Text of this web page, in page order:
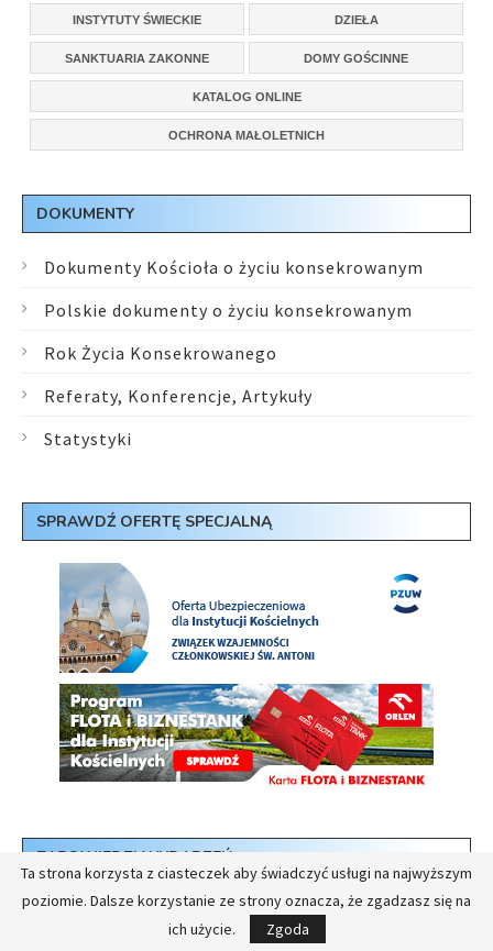
INSTYTUTY ŚWIECKIE DZIEŁA
SANKTUARIA ZAKONNE DOMY GOŚCINNE
KATALOG ONLINE
OCHRONA MAŁOLETNICH
DOKUMENTY
Dokumenty Kościoła o życiu konsekrowanym
Polskie dokumenty o życiu konsekrowanym
Rok Życia Konsekrowanego
Referaty, Konferencje, Artykuły
Statystyki
SPRAWDŹ OFERTĘ SPECJALNĄ
ZAPOWIEDZI WYDARZEŃ
STUDIA PODYPLOMOWE I KURS „ZARZĄDZANIE
INSTYTUCJAMI KOŚCIELNYMI” IV EDYCJA 2026/2027: II
Ta strona korzysta z ciasteczek aby świadczyć usługi na najwyższym
poziomie. Dalsze korzystanie ze strony oznacza, że zgadzasz się na
ich użycie.
Zgoda